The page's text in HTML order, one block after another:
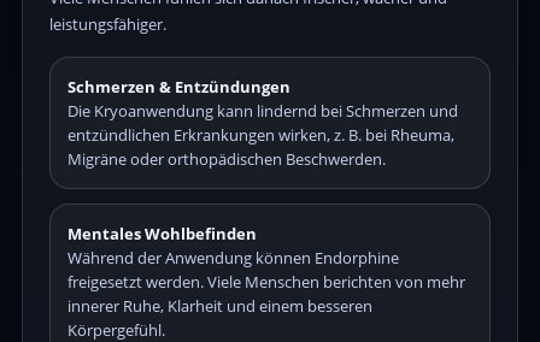
leistungsfähiger.
Schmerzen & Entzündungen
Die Kryoanwendung kann lindernd bei Schmerzen und
entzündlichen Erkrankungen wirken, z. B. bei Rheuma,
Migräne oder orthopädischen Beschwerden.
Mentales Wohlbefinden
Während der Anwendung können Endorphine
freigesetzt werden. Viele Menschen berichten von mehr
innerer Ruhe, Klarheit und einem besseren
Körpergefühl.